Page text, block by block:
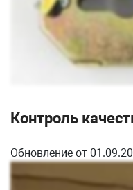
Контроль
Обновление от